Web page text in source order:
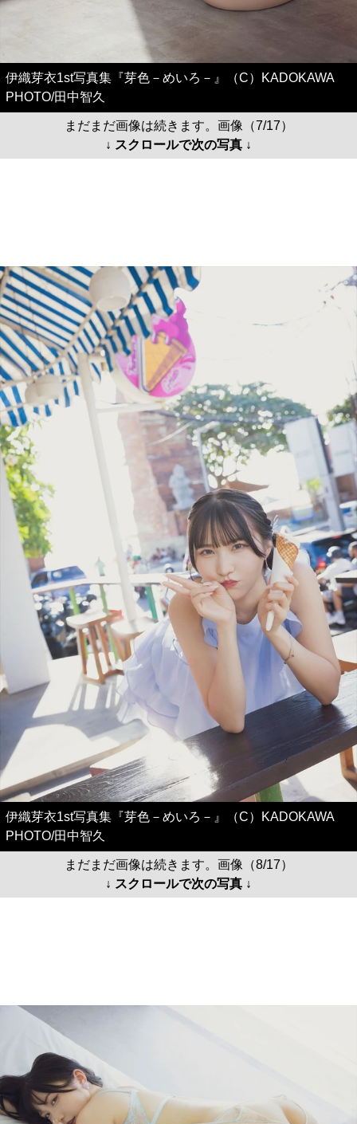
伊織芽衣1st写真集『芽色－めいろ－』（C）KADOKAWA
PHOTO/田中智久
まだまだ画像は続きます。画像（7/17）
↓ スクロールで次の写真 ↓
伊織芽衣1st写真集『芽色－めいろ－』（C）KADOKAWA
PHOTO/田中智久
まだまだ画像は続きます。画像（8/17）
↓ スクロールで次の写真 ↓